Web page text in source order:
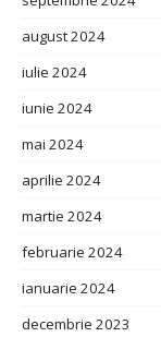
august 2024
iulie 2024
iunie 2024
mai 2024
aprilie 2024
martie 2024
februarie 2024
ianuarie 2024
decembrie 2023